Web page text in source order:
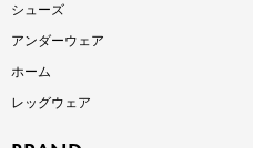
シューズ
アンダーウェア
ホーム
レッグウェア